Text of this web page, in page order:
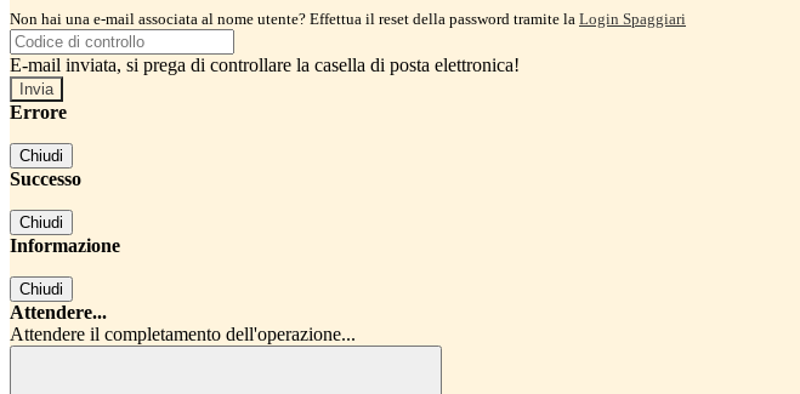
Non hai una e-mail associata al nome utente? Effettua il reset della password tramite la Login Spaggiari
E-mail inviata, si prega di controllare la casella di posta elettronica!
Errore
Chiudi
Successo
Chiudi
Informazione
Chiudi
Attendere...
Attendere il completamento dell'operazione...